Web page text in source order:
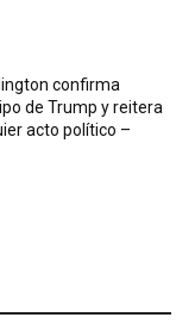
confirma
de Trump y reitera
acto político –